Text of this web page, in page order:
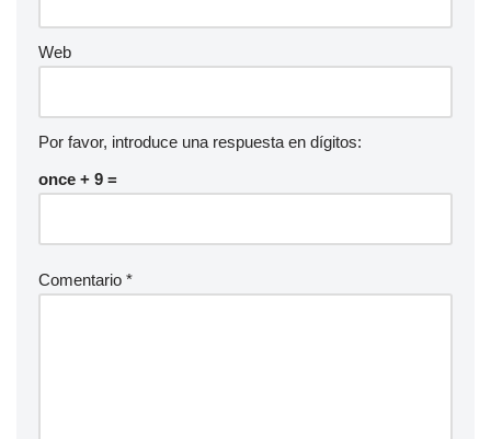
Web
Por favor, introduce una respuesta en dígitos:
once + 9 =
Comentario *